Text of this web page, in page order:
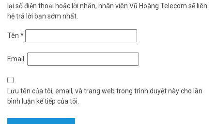
lại số điện thoại hoặc lời nhắn, nhân viên Vũ Hoàng Telecom sẽ liên
hệ trả lời bạn sớm nhất.
Tên *
Email
Lưu tên của tôi, email, và trang web trong trình duyệt này cho lần
bình luận kế tiếp của tôi.